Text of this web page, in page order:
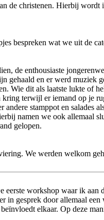
de christenen. Hierbij
bespreken wat we uit de
de enthousiaste
gehaald en er werd
Wie dit als laatste lukte of
terwijl er iemand op je
stamppot en salades
namen we ook allemaal
gelopen.
We werden welkom
workshop waar ik
gesprek door allemaal
elkaar. Op deze